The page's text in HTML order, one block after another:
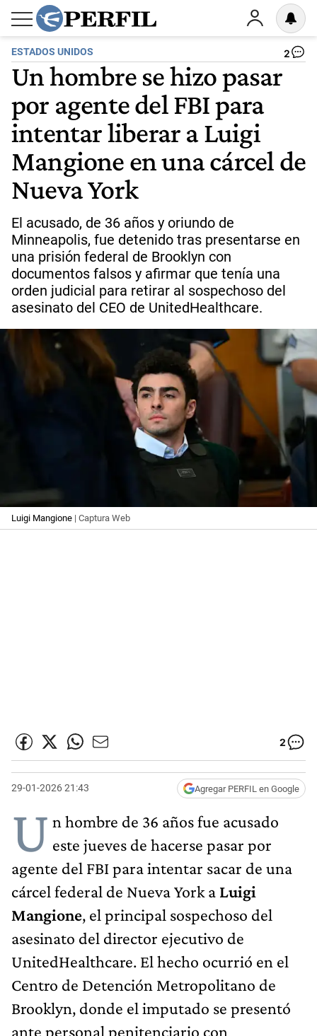
ESTADOS UNIDOS 2
Un hombre se hizo pasar
por agente del FBI para
intentar liberar a Luigi
Mangione en una cárcel de
Nueva York
El acusado, de 36 años y oriundo de
Minneapolis, fue detenido tras presentarse en
una prisión federal de Brooklyn con
documentos falsos y afirmar que tenía una
orden judicial para retirar al sospechoso del
asesinato del CEO de UnitedHealthcare.
Luigi Mangione | Captura Web
2
29-01-2026 21:43 Agregar PERFIL en Google
U n hombre de 36 años fue acusado
este jueves de hacerse pasar por
agente del FBI para intentar sacar de una
cárcel federal de Nueva York a Luigi
Mangione, el principal sospechoso del
asesinato del director ejecutivo de
UnitedHealthcare. El hecho ocurrió en el
Centro de Detención Metropolitano de
Brooklyn, donde el imputado se presentó
ante personal penitenciario con